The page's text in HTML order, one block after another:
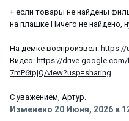
+ если товары не найдены
на плашке Ничего не найдено,
На демке воспроизвел: https://
Видео: https://drive.google.com/
7mP6tpjQ/view?usp=sharing
С уважением, Артур.
Изменено 20 Июня, 2026 в